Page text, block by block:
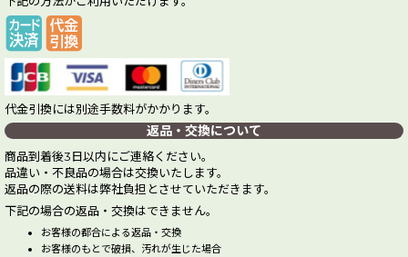
代金引換には別途手数料がかかります。
返品・交換について
商品到着後3日以内にご連絡ください。
品違い・不良品の場合は交換いたします。
返品の際の送料は弊社負担とさせていただきます。
下記の場合の返品・交換はできません。
お客様の都合による返品・交換
お客様のもとで破損、汚れが生じた場合